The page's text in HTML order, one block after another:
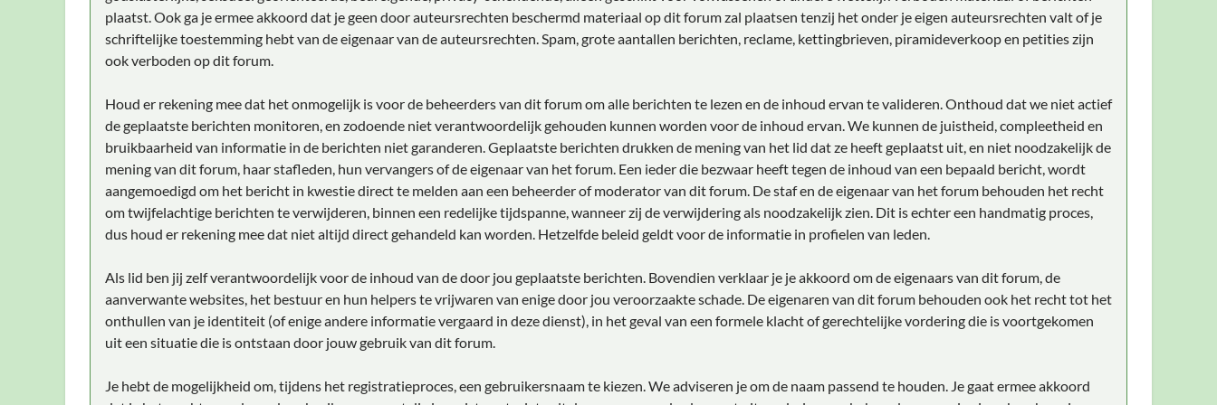
plaatst. Ook ga je ermee akkoord dat je geen door auteursrechten beschermd materiaal op dit forum zal plaatsen tenzij het onder je eigen auteursrechten valt of je
schriftelijke toestemming hebt van de eigenaar van de auteursrechten. Spam, grote aantallen berichten, reclame, kettingbrieven, piramideverkoop en petities zijn
ook verboden op dit forum.
Houd er rekening mee dat het onmogelijk is voor de beheerders van dit forum om alle berichten te lezen en de inhoud ervan te valideren. Onthoud dat we niet actief
de geplaatste berichten monitoren, en zodoende niet verantwoordelijk gehouden kunnen worden voor de inhoud ervan. We kunnen de juistheid, compleetheid en
bruikbaarheid van informatie in de berichten niet garanderen. Geplaatste berichten drukken de mening van het lid dat ze heeft geplaatst uit, en niet noodzakelijk de
mening van dit forum, haar stafleden, hun vervangers of de eigenaar van het forum. Een ieder die bezwaar heeft tegen de inhoud van een bepaald bericht, wordt
aangemoedigd om het bericht in kwestie direct te melden aan een beheerder of moderator van dit forum. De staf en de eigenaar van het forum behouden het recht
om twijfelachtige berichten te verwijderen, binnen een redelijke tijdspanne, wanneer zij de verwijdering als noodzakelijk zien. Dit is echter een handmatig proces,
dus houd er rekening mee dat niet altijd direct gehandeld kan worden. Hetzelfde beleid geldt voor de informatie in profielen van leden.
Als lid ben jij zelf verantwoordelijk voor de inhoud van de door jou geplaatste berichten. Bovendien verklaar je je akkoord om de eigenaars van dit forum, de
aanverwante websites, het bestuur en hun helpers te vrijwaren van enige door jou veroorzaakte schade. De eigenaren van dit forum behouden ook het recht tot het
onthullen van je identiteit (of enige andere informatie vergaard in deze dienst), in het geval van een formele klacht of gerechtelijke vordering die is voortgekomen
uit een situatie die is ontstaan door jouw gebruik van dit forum.
Je hebt de mogelijkheid om, tijdens het registratieproces, een gebruikersnaam te kiezen. We adviseren je om de naam passend te houden. Je gaat ermee akkoord